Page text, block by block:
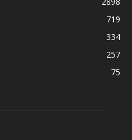
719
334
257
75